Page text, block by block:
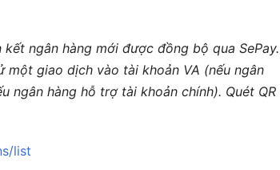
ngân hàng mới được đồng bộ qua SePay.
giao dịch vào tài khoản VA (nếu ngân
ngân hàng hỗ trợ tài khoản chính). Quét QR
list